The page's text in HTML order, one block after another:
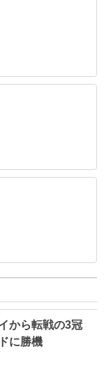
から転戦の3冠
に勝機